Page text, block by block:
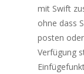
mit Swift
ohne dass
posten
Verfügung